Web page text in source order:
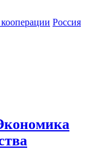
Россия